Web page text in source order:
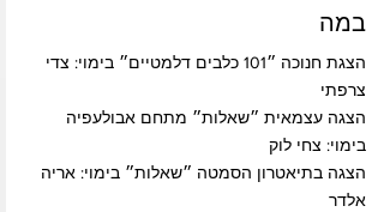
במה
הצגת חנוכה ״101 כלבים דלמטיים״ בימוי: צדי
צרפתי
הצגה עצמאית ״שאלות״ מתחם אבולעפיה
בימוי: צחי לוק
הצגה בתיאטרון הסמטה ״שאלות״ בימוי: אריה
אלדר